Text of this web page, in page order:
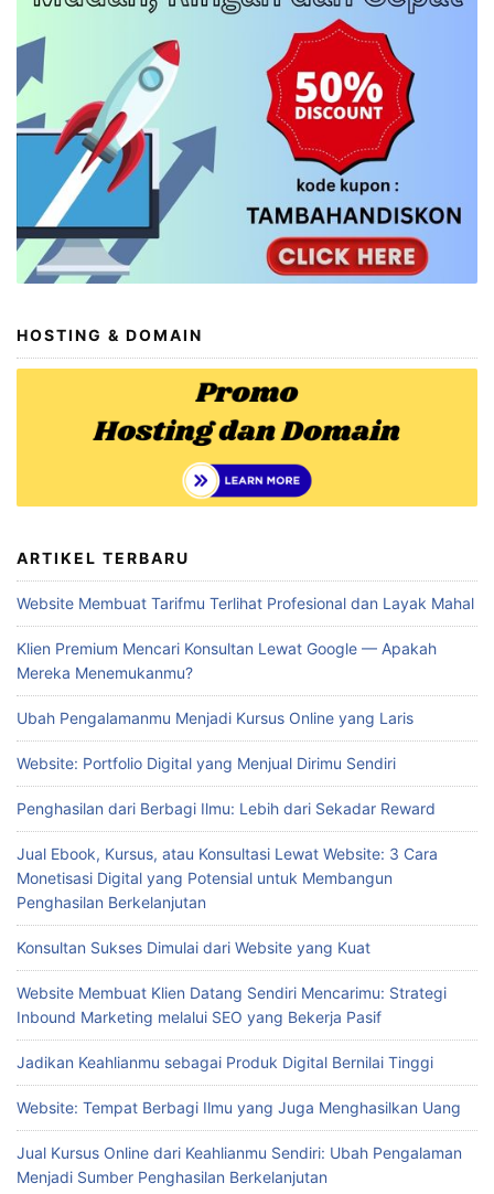
HOSTING & DOMAIN
ARTIKEL TERBARU
Website Membuat Tarifmu Terlihat Profesional dan Layak Mahal
Klien Premium Mencari Konsultan Lewat Google — Apakah
Mereka Menemukanmu?
Ubah Pengalamanmu Menjadi Kursus Online yang Laris
Website: Portfolio Digital yang Menjual Dirimu Sendiri
Penghasilan dari Berbagi Ilmu: Lebih dari Sekadar Reward
Jual Ebook, Kursus, atau Konsultasi Lewat Website: 3 Cara
Monetisasi Digital yang Potensial untuk Membangun
Penghasilan Berkelanjutan
Konsultan Sukses Dimulai dari Website yang Kuat
Website Membuat Klien Datang Sendiri Mencarimu: Strategi
Inbound Marketing melalui SEO yang Bekerja Pasif
Jadikan Keahlianmu sebagai Produk Digital Bernilai Tinggi
Website: Tempat Berbagi Ilmu yang Juga Menghasilkan Uang
Jual Kursus Online dari Keahlianmu Sendiri: Ubah Pengalaman
Menjadi Sumber Penghasilan Berkelanjutan